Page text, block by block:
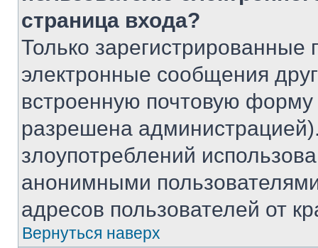
страница входа?
Только зарегистрированные
электронные сообщения
встроенную почтовую
разрешена
злоупотреблений
анонимными
адресов пользователей от
Вернуться наверх